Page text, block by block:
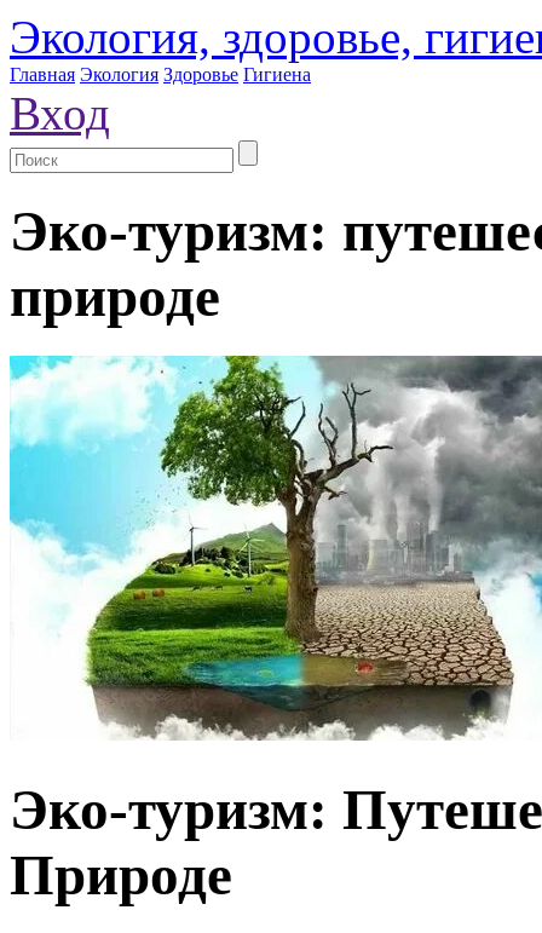
Экология, здоровье,
Главная Экология Здоровье Гигиена
Вход
Эко-туризм:
природе
Эко-туризм:
Природе